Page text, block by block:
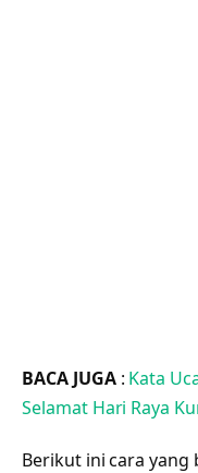
BACA JUGA: Kata
Selamat Hari Raya
Berikut ini cara yang